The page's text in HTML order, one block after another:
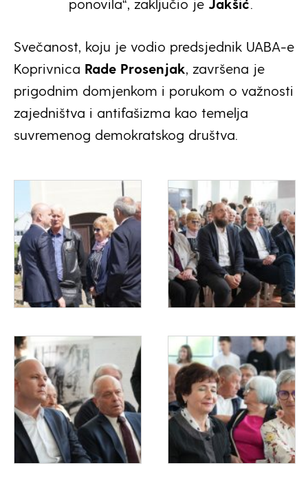
ponovila“, zaključio je Jakšić.
Svečanost, koju je vodio predsjednik UABA-e
Koprivnica Rade Prosenjak, završena je
prigodnim domjenkom i porukom o važnosti
zajedništva i antifašizma kao temelja
suvremenog demokratskog društva.